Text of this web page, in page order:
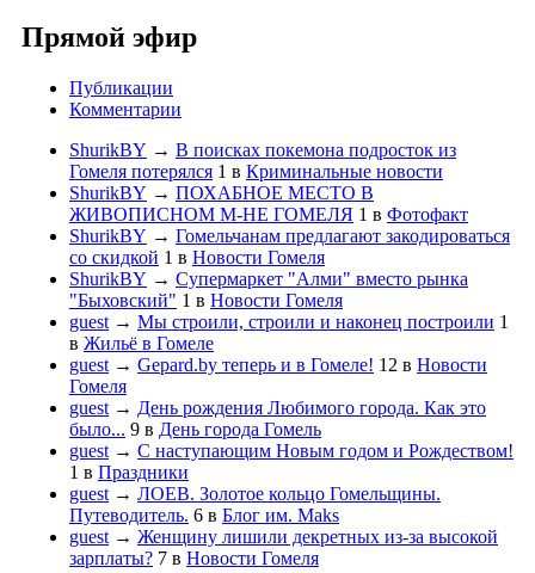
Прямой эфир
Публикации
Комментарии
ShurikBY → В поисках покемона подросток из
Гомеля потерялся 1 в Криминальные новости
ShurikBY → ПОХАБНОЕ МЕСТО В
ЖИВОПИСНОМ М-НЕ ГОМЕЛЯ 1 в Фотофакт
ShurikBY → Гомельчанам предлагают закодироваться
со скидкой 1 в Новости Гомеля
ShurikBY → Супермаркет "Алми" вместо рынка
"Быховский" 1 в Новости Гомеля
guest → Мы строили, строили и наконец построили 1
в Жильё в Гомеле
guest → Gepard.by теперь и в Гомеле! 12 в Новости
Гомеля
guest → День рождения Любимого города. Как это
было... 9 в День города Гомель
guest → С наступающим Новым годом и Рождеством!
1 в Праздники
guest → ЛОЕВ. Золотое кольцо Гомельщины.
Путеводитель. 6 в Блог им. Maks
guest → Женщину лишили декретных из-за высокой
зарплаты? 7 в Новости Гомеля